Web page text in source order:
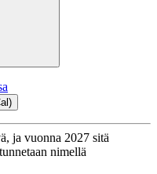
ja vuonna 2027 sitä
nimellä